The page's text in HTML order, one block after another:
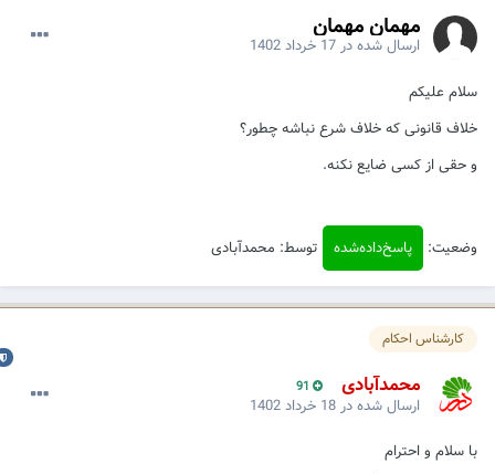
مهمان مهمان
ارسال شده در17 خرداد 1402
سلام علیکم
خلاف قانونی که خلاف شرع نباشه چطور؟
و حقی از کسی ضایع نکنه.
وضعیت: پاسخ‌داده‌شده توسط: محمدآبادی
کارشناس احکام
محمدآبادی 91
ارسال شده در18 خرداد 1402
با سلام و احترام